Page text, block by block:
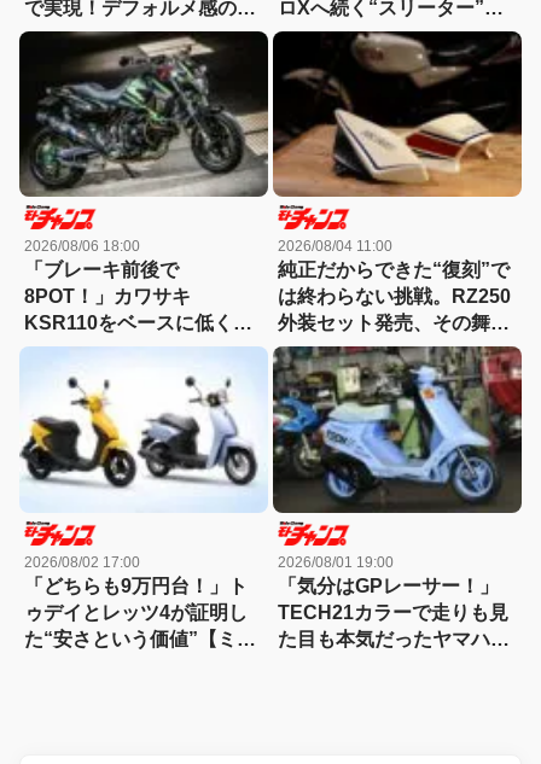
で実現！デフォルメ感のキ
モはこだわりのパーツチョ
イスにあり！
ロXへ続く“スリーター”の
世界【ミニバイク名車】
2026/08/06 18:00
「ブレーキ前後で
8POT！」カワサキ
KSR110をベースに低く怪
しくもっと長く！【4MINI
カスタム】
2026/08/04 11:00
純正だからできた“復刻”で
は終わらない挑戦。RZ250
外装セット発売、その舞台
裏とは?
2026/08/02 17:00
「どちらも9万円台！」ト
ゥデイとレッツ4が証明し
た“安さという価値”【ミニ
2026/08/01 19:00
「気分はGPレーサー！」
TECH21カラーで走りも見
た目も本気だったヤマハ・